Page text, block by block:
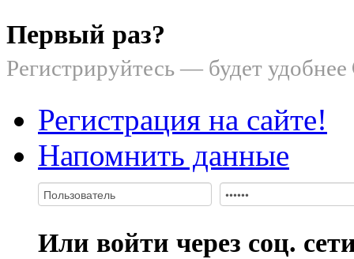
Первый раз?
Регистрируйтесь — будет удобнее
Регистрация на сайте!
Напомнить данные
Или войти через соц.